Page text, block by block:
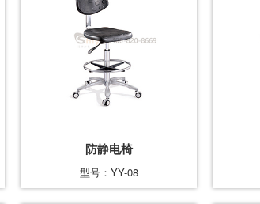
防静电椅
型号：YY-08